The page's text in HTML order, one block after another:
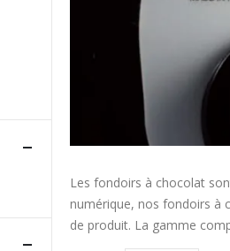
Les fondoirs à chocolat
numérique, nos fondoirs à
de produit. La gamme